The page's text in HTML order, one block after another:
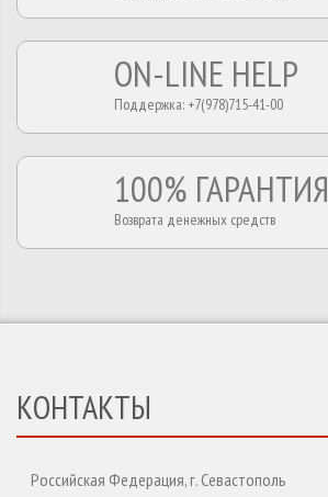
ON-LINE HELP
Поддержка: +7(978)715-41-00
100% ГАРАНТИЯ
Возврата денежных средств
КОНТАКТЫ
Российская Федерация, г. Севастополь